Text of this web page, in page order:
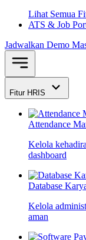
Lihat Semua
ATS & Job
Jadwalkan Demo
Fitur HRIS
Attendance
Kelola
dashboard
Database
Kelola
aman